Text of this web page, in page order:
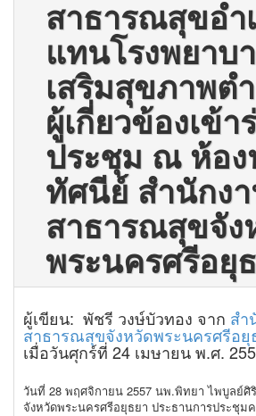
สาธารณสุขอำ
แทนโรงพยาบ
เสริมสุขภาพต
ผู้เกี่ยวข้องเข้า
ประชุม ณ ห้อง
ทัศนีย์ สำนักง
สาธารณสุขจัง
พระนครศรีอยุ
ผู้เขียน: พัชรี วงษ์บัวทอง จาก สำ
สาธารณสุขจังหวัดพระนครศรีอยุ
เมื่อวันศุกร์ที่ 24 เมษายน พ.ศ.
วันที่ 28 พฤศจิกายน 2557 นพ.พิทยา ไพบูลย์
จังหวัดพระนครศรีอยุธยา ประธานการประชุมค